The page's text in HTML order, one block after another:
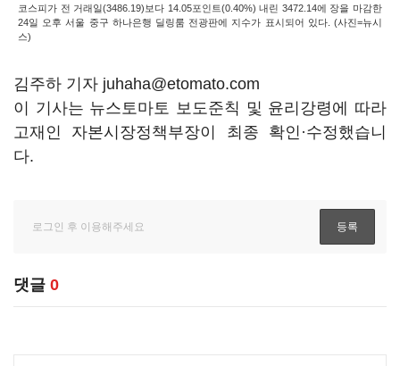
코스피가 전 거래일(3486.19)보다 14.05포인트(0.40%) 내린 3472.14에 장을 마감한
24일 오후 서울 중구 하나은행 딜링룸 전광판에 지수가 표시되어 있다. (사진=뉴시
스)
김주하 기자 juhaha@etomato.com
이 기사는 뉴스토마토 보도준칙 및 윤리강령에 따라
고재인 자본시장정책부장이 최종 확인·수정했습니
다.
댓글 0